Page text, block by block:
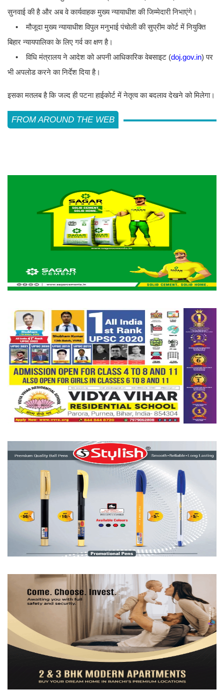
सुनवाई की है और अब वे कार्यवाहक मुख्य न्यायाधीश की जिम्मेदारी निभाएंगे।
• मौजूदा मुख्य न्यायाधीश विपुल मनुभाई पंचोली की सुप्रीम कोर्ट में नियुक्ति
बिहार न्यायपालिका के लिए गर्व का क्षण है।
• विधि मंत्रालय ने आदेश को अपनी आधिकारिक वेबसाइट (doj.gov.in) पर
भी अपलोड करने का निर्देश दिया है।
इसका मतलब है कि जल्द ही पटना हाईकोर्ट में नेतृत्व का बदलाव देखने को मिलेगा।
FROM AROUND THE WEB